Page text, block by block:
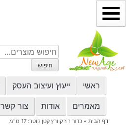
דילוג
לתוכן
חיפוש
עבור:
חיפוש
ראשי ייעוץ ועיצוב העסק
מאמרים אודות צור קשר
דף הבית» כדור רוז קוורץ קטן קוטר: 17 מ"מ